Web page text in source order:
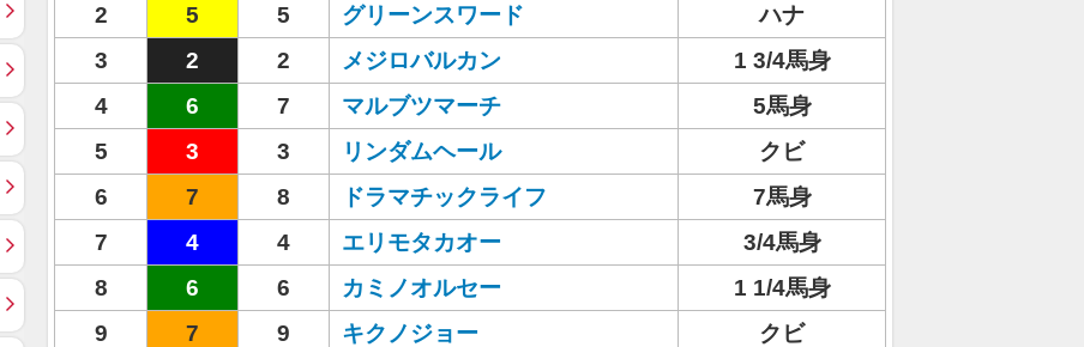
2
5 5 グリーンスワード
ハナ
3
2 2 メジロバルカン
1 3/4馬身
4
6 7 マルブツマーチ
5馬身
5
3 3 リンダムヘール
クビ
6
7 8 ドラマチックライフ
7馬身
7
4 4 エリモタカオー
3/4馬身
8
6 6 カミノオルセー
1 1/4馬身
9
7 9 キクノジョー
クビ